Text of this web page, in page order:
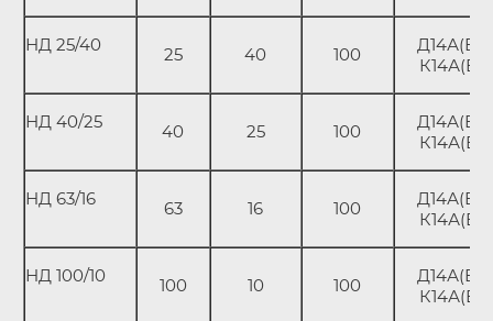
НД 25/40 25 40 100
Д14А(В);
К14А(В)
НД 40/25 40 25 100
Д14А(В);
К14А(В)
НД 63/16 63 16 100
Д14А(В);
К14А(В)
НД 100/10 100 10 100
Д14А(В);
К14А(В)